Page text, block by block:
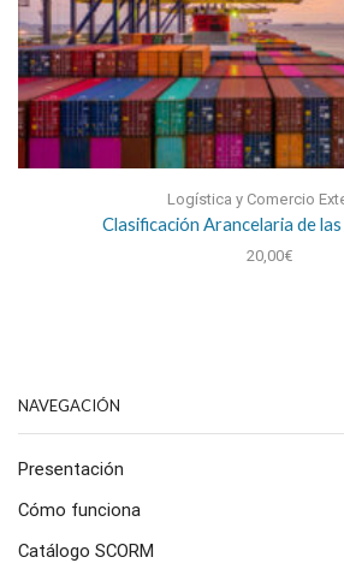
Logística y Comercio
Clasificación Arancelaria de
20,00€
NAVEGACIÓN
Presentación
Cómo funciona
Catálogo SCORM